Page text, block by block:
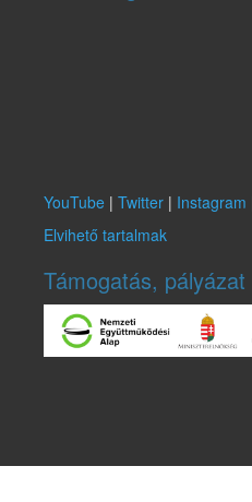
YouTube | Twitter | Instagram
Elvihető tartalmak
Támogatás, pályázat